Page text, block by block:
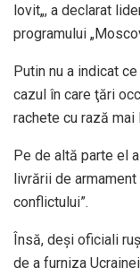
lovit„, a declarat
programului
Putin nu a indicat
cazul în care ţări
rachete cu rază mai
Pe de altă parte el
livrării de
conflictului”.
Însă, deşi oficiali
de a furniza